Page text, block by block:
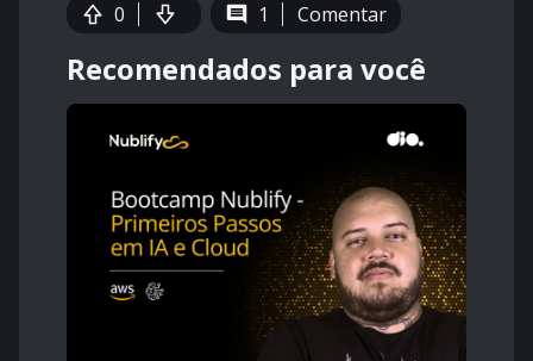
0 1 Comentar
Recomendados para você